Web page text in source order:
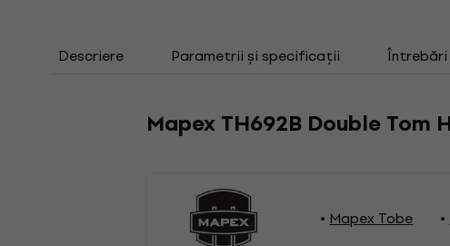
Descriere Parametrii și specificații Întrebări
Mapex TH692B Double
Mapex Tobe